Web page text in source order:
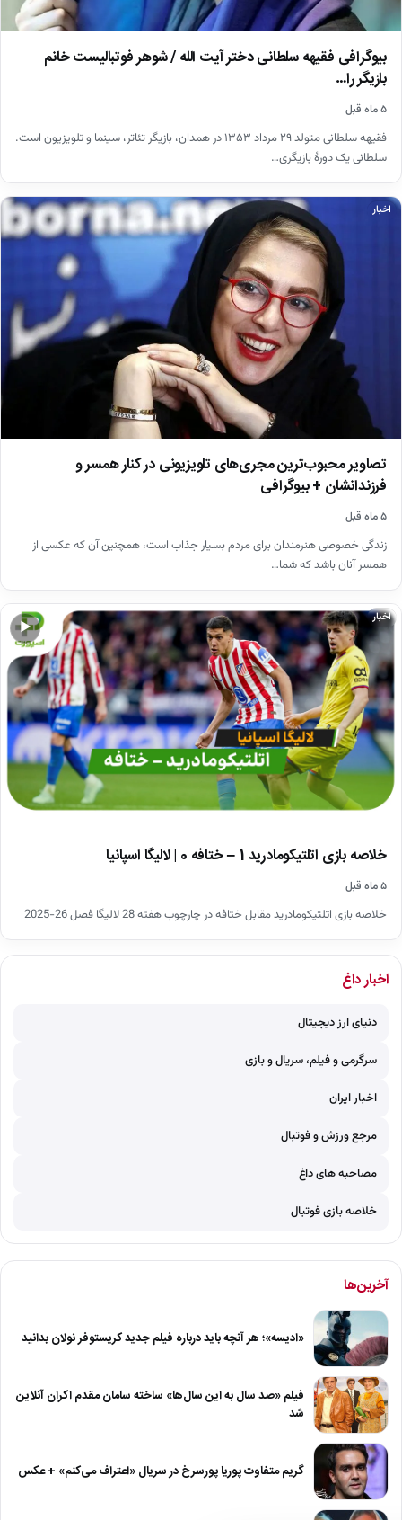
بیوگرافی فقیهه سلطانی دختر آیت الله / شوهر فوتبالیست خانم
بازیگر را…
۵ ماه قبل
فقیهه سلطانی متولد ۲۹ مرداد ۱۳۵۳ در همدان، بازیگر تئاتر، سینما و تلویزیون است.
سلطانی یک دورهٔ بازیگری…
اخبار
تصاویر محبوب‌ترین مجری‌های تلویزیونی در کنار همسر و
فرزندانشان + بیوگرافی
۵ ماه قبل
زندگی خصوصی هنرمندان برای مردم بسیار جذاب است، همچنین آن که عکسی از
همسر آنان باشد که شما…
▶
اخبار
خلاصه بازی اتلتیکومادرید 1 – ختافه 0 | لالیگا اسپانیا
۵ ماه قبل
خلاصه بازی اتلتیکومادرید مقابل ختافه در چارچوب هفته 28 لالیگا فصل 26-2025
اخبار داغ
دنیای ارز دیجیتال
سرگرمی و فیلم، سریال و بازی
اخبار ایران
مرجع ورزش و فوتبال
مصاحبه های داغ
خلاصه بازی فوتبال
آخرین‌ها
«ادیسه»؛ هر آنچه باید درباره فیلم جدید کریستوفر نولان بدانید
فیلم «صد سال به این سال‌ها» ساخته سامان مقدم اکران آنلاین
شد
گریم متفاوت پوریا پورسرخ در سریال «اعتراف می‌کنم» + عکس